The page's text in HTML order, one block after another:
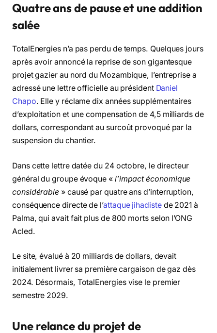
Quatre ans de pause et une addition
salée
TotalEnergies n’a pas perdu de temps. Quelques jours
après avoir annoncé la reprise de son gigantesque
projet gazier au nord du Mozambique, l’entreprise a
adressé une lettre officielle au président Daniel
Chapo. Elle y réclame dix années supplémentaires
d’exploitation et une compensation de 4,5 milliards de
dollars, correspondant au surcoût provoqué par la
suspension du chantier.
Dans cette lettre datée du 24 octobre, le directeur
général du groupe évoque «l’impact économique
considérable » causé par quatre ans d’interruption,
conséquence directe de l’attaque jihadistede 2021 à
Palma, qui avait fait plus de 800 morts selon l’ONG
Acled.
Le site, évalué à 20 milliards de dollars, devait
initialement livrer sa première cargaison de gaz dès
2024. Désormais, TotalEnergies vise le premier
semestre 2029.
Une relance du projet de